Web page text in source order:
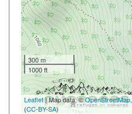
300 m
1000 ft
Leaflet| Map data: ©OpenStreetMap,
(CC-BY-SA)